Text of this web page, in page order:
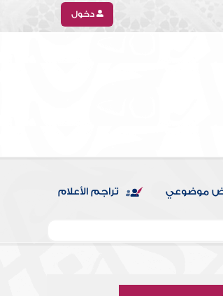
دخول
موضوعي تراجم الأعلام